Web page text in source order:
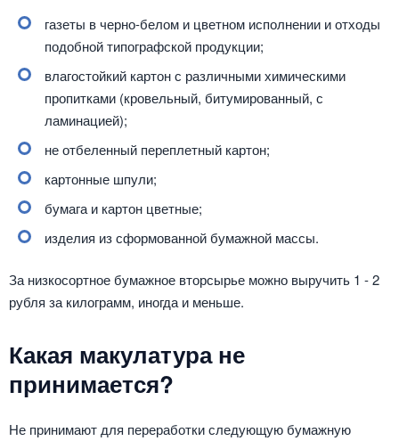
газеты в черно-белом и цветном исполнении и отходы
подобной типографской продукции;
влагостойкий картон с различными химическими
пропитками (кровельный, битумированный, с
ламинацией);
не отбеленный переплетный картон;
картонные шпули;
бумага и картон цветные;
изделия из сформованной бумажной массы.
За низкосортное бумажное вторсырье можно выручить 1 - 2
рубля за килограмм, иногда и меньше.
Какая макулатура не
принимается?
Не принимают для переработки следующую бумажную